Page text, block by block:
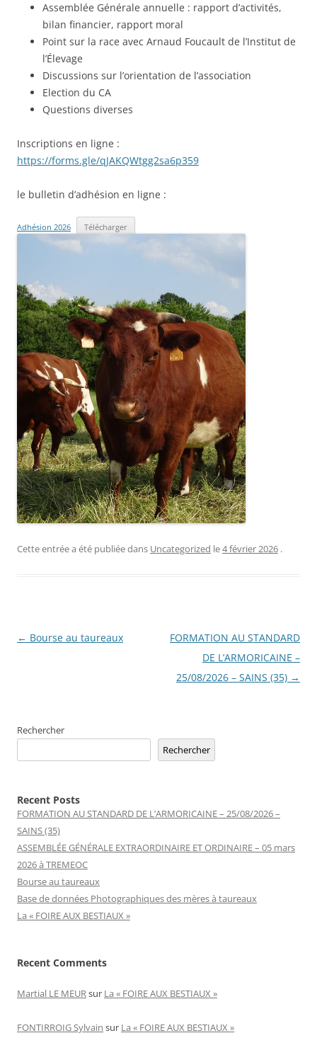
Assemblée Générale annuelle : rapport d’activités,
bilan financier, rapport moral
Point sur la race avec Arnaud Foucault de l’Institut de
l’Élevage
Discussions sur l’orientation de l’association
Election du CA
Questions diverses
Inscriptions en ligne :
https://forms.gle/qJAKQWtgg2sa6p359
le bulletin d’adhésion en ligne :
Adhésion 2026 Télécharger
Cette entrée a été publiée dans Uncategorized le4 février 2026 .
Navigation
← Bourse au taureaux
FORMATION AU STANDARD
DE L’ARMORICAINE –
25/08/2026 – SAINS (35) →
Rechercher
Rechercher
Recent Posts
FORMATION AU STANDARD DE L’ARMORICAINE – 25/08/2026 –
SAINS (35)
ASSEMBLÉE GÉNÉRALE EXTRAORDINAIRE ET ORDINAIRE – 05 mars
2026 à TREMEOC
Bourse au taureaux
Base de données Photographiques des mères à taureaux
La « FOIRE AUX BESTIAUX »
Recent Comments
Martial LE MEURsur La « FOIRE AUX BESTIAUX »
FONTIRROIG Sylvain sur La « FOIRE AUX BESTIAUX »